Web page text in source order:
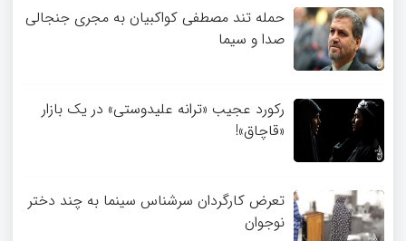
حمله تند مصطفی کواکبیان به مجری جنجالی
صدا و سیما
رکورد عجیب «ترانه علیدوستی» در یک بازار
«قاچاق»!
تعرض کارگردان سرشناس سینما به چند دختر
نوجوان